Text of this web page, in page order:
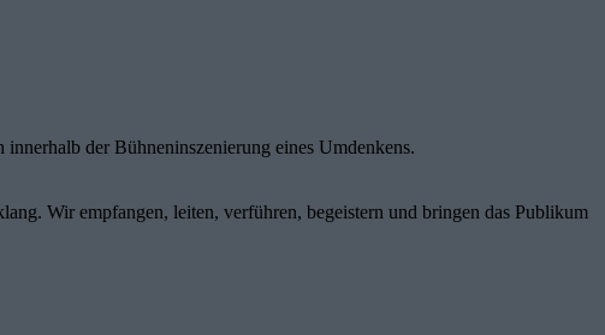
der Bühneninszenierung eines Umdenkens.
Wir empfangen, leiten, verführen, begeistern und bringen das Publikum